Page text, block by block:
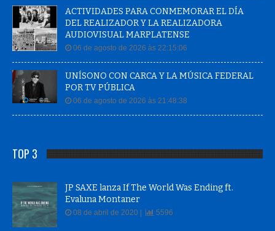
ACTIVIDADES PARA CONMEMORAR EL DÍA
DEL REALIZADOR Y LA REALIZADORA
AUDIOVISUAL MARPLATENSE
06 de agosto de 2026 às 22:15:06
UNÍSONO CON CARCA Y LA MÚSICA FEDERAL
POR TV PÚBLICA
06 de agosto de 2026 às 21:48:38
TOP 3
JP SAXE lanza If The World Was Ending ft.
Evaluna Montaner
08 de abril de 2020 | 5596